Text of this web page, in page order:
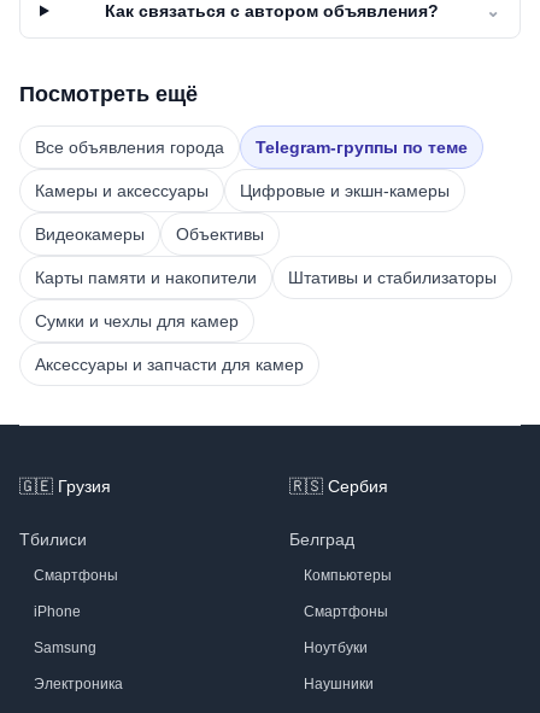
Как связаться с автором объявления? ⌄
Посмотреть ещё
Все объявления города Telegram-группы по теме
Камеры и аксессуары Цифровые и экшн-камеры
Видеокамеры Объективы
Карты памяти и накопители Штативы и стабилизаторы
Сумки и чехлы для камер
Аксессуары и запчасти для камер
🇬🇪 Грузия
Тбилиси
Смартфоны
iPhone
Samsung
Электроника
🇷🇸 Сербия
Белград
Компьютеры
Смартфоны
Ноутбуки
Наушники